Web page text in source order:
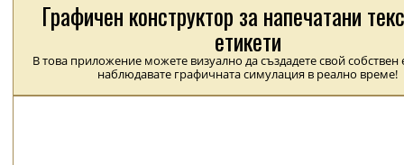
Графичен конструктор за напечатани
етикети
В това приложение можете визуално да създадете свой собствен
наблюдавате графичната симулация в реално време!